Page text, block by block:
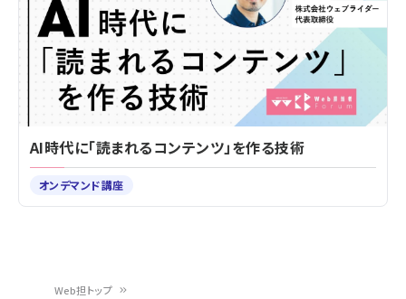
Web担トップ
AI時代に「読まれるコンテンツ」を作る技術
オンデマンド講座